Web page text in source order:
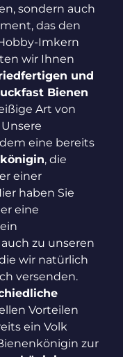
sondern auch
das den
Imkern
wir Ihnen
und
Bienen
Art von
eine bereits
, die
einer
haben Sie
eine
zu unseren
wir natürlich
versenden.
Vorteilen
ein Volk
zur